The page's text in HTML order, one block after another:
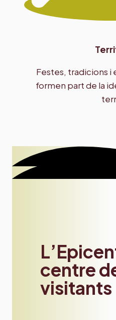
Festes, tradicions i
formen part de la
centre
visitants